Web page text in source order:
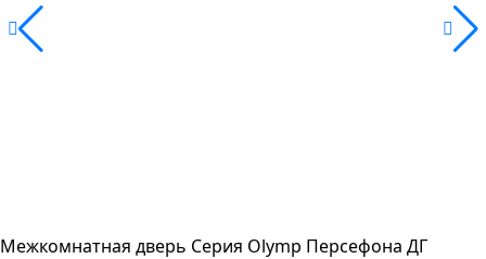
Межкомнатная дверь Серия Olymp Персефона ДГ